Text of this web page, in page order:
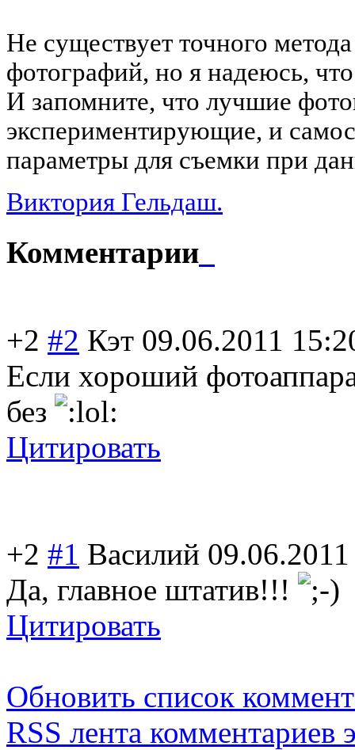
Не существует точного
фотографий, но я надеюсь,
И запомните, что лучшие
экспериментирующие, и
параметры для съемки при
Виктория Гельдаш.
Комментарии
+2 #2 Кэт 09.06.2011
Если хороший
без
Цитировать
+2 #1 Василий
Да, главное штатив!!!
Цитировать
Обновить список
RSS лента комментариев